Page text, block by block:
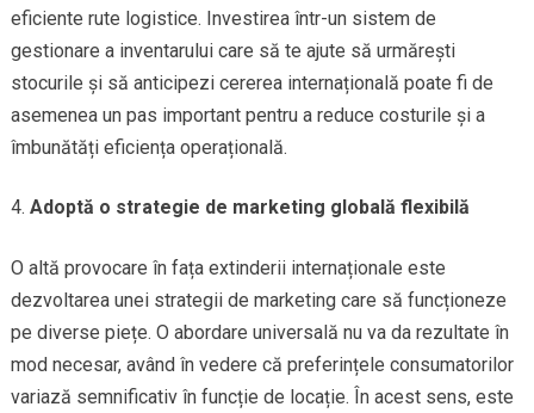
eficiente rute logistice. Investirea într-un sistem de
gestionare a inventarului care să te ajute să urmărești
stocurile și să anticipezi cererea internațională poate fi de
asemenea un pas important pentru a reduce costurile și a
îmbunătăți eficiența operațională.
Adoptă o strategie de marketing globală flexibilă
O altă provocare în fața extinderii internaționale este
dezvoltarea unei strategii de marketing care să funcționeze
pe diverse piețe. O abordare universală nu va da rezultate în
mod necesar, având în vedere că preferințele consumatorilor
variază semnificativ în funcție de locație. În acest sens, este